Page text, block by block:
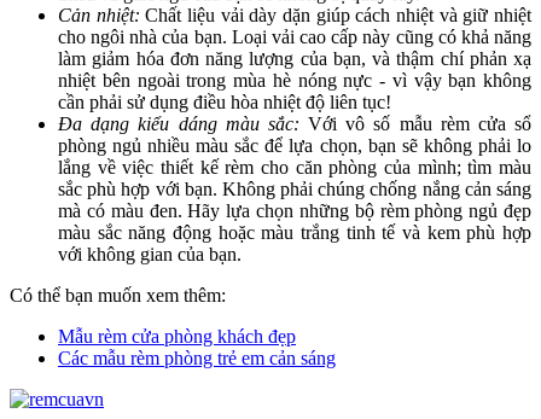
Cản nhiệt: Chất liệu vải dày dặn giúp cách nhiệt và giữ nhiệt
cho ngôi nhà của bạn. Loại vải cao cấp này cũng có khả năng
làm giảm hóa đơn năng lượng của bạn, và thậm chí phản xạ
nhiệt bên ngoài trong mùa hè nóng nực - vì vậy bạn không
cần phải sử dụng điều hòa nhiệt độ liên tục!
Đa dạng kiểu dáng màu sắc: Với vô số mẫu rèm cửa sổ
phòng ngủ nhiều màu sắc để lựa chọn, bạn sẽ không phải lo
lắng về việc thiết kế rèm cho căn phòng của mình; tìm màu
sắc phù hợp với bạn. Không phải chúng chống nắng cản sáng
mà có màu đen. Hãy lựa chọn những bộ rèm phòng ngủ đẹp
màu sắc năng động hoặc màu trắng tinh tế và kem phù hợp
với không gian của bạn.
Có thể bạn muốn xem thêm:
Mẫu rèm cửa phòng khách đẹp
Các mẫu rèm phòng trẻ em cản sáng